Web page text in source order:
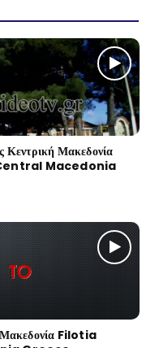
Κεντρική Μακεδονία
Macedonia
Μακεδονία Filotia